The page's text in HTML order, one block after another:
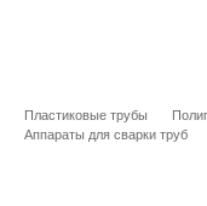
Пластиковые трубы
Аппараты для сварки труб